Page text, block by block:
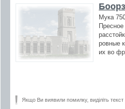
Мука
ровные
их во
Якщо Ви виявили помилку, виділіть